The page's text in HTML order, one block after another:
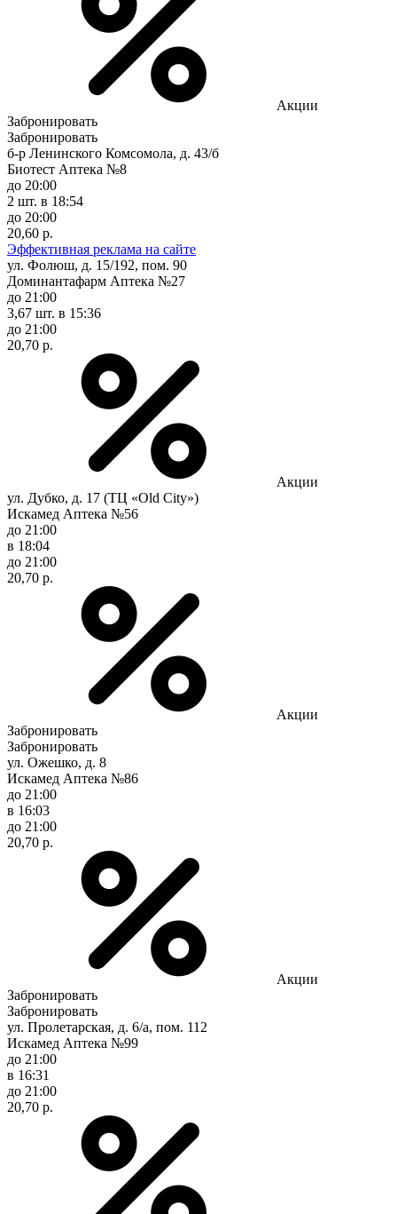
Акции
Забронировать
Забронировать
б-р Ленинского Комсомола, д. 43/б
Биотест Аптека №8
до 20:00
2 шт. в 18:54
до 20:00
20,60 р.
Эффективная реклама на сайте
ул. Фолюш, д. 15/192, пом. 90
Доминантафарм Аптека №27
до 21:00
3,67 шт. в 15:36
до 21:00
20,70 р.
Акции
ул. Дубко, д. 17 (ТЦ «Old City»)
Искамед Аптека №56
до 21:00
в 18:04
до 21:00
20,70 р.
Акции
Забронировать
Забронировать
ул. Ожешко, д. 8
Искамед Аптека №86
до 21:00
в 16:03
до 21:00
20,70 р.
Акции
Забронировать
Забронировать
ул. Пролетарская, д. 6/а, пом. 112
Искамед Аптека №99
до 21:00
в 16:31
до 21:00
20,70 р.